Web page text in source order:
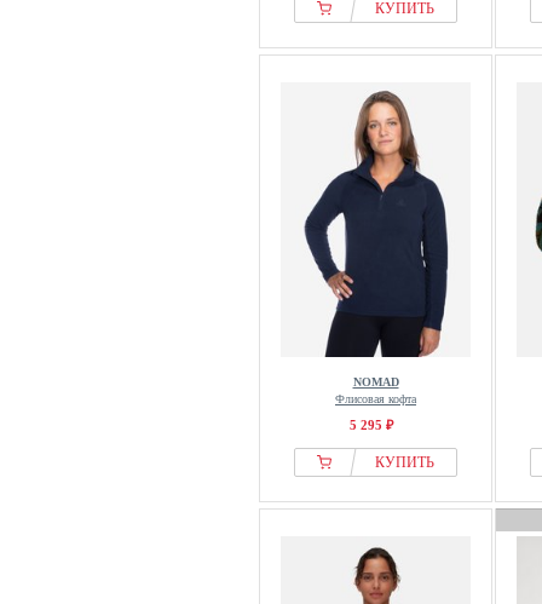
КУПИТЬ
NOMAD
Флисовая кофта
5 295 ₽
КУПИТЬ